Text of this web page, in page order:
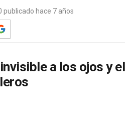
publicado hace 7 años
a los ojos y el